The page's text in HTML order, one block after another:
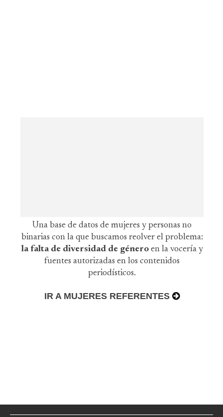
Una base de datos de mujeres y personas no
binarias con la que buscamos reolver el problema:
la falta de diversidad de género en la vocería y
fuentes autorizadas en los contenidos
periodísticos.
IR A MUJERES REFERENTES